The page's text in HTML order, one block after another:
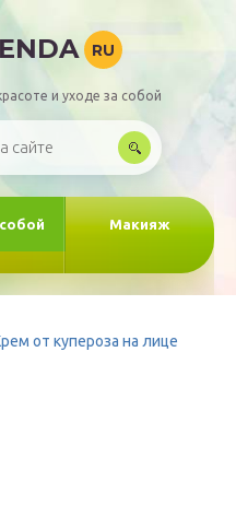
RU
и уходе за собой
Макияж
от купероза на лице